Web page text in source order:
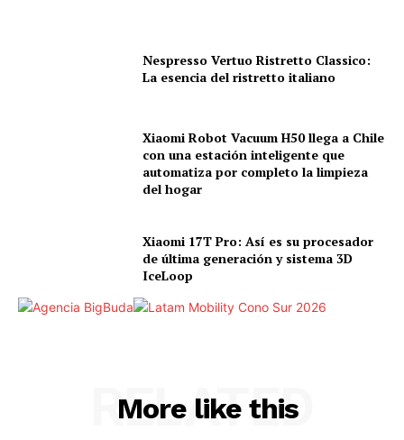
Nespresso Vertuo Ristretto Classico:
La esencia del ristretto italiano
Xiaomi Robot Vacuum H50 llega a Chile
con una estación inteligente que
automatiza por completo la limpieza
del hogar
Xiaomi 17T Pro: Así es su procesador
de última generación y sistema 3D
IceLoop
More like this
RELATED